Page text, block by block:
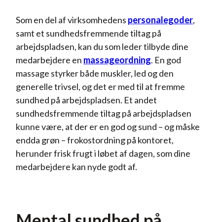
Som en del af virksomhedens personalegoder,
samt et sundhedsfremmende tiltag på
arbejdspladsen, kan du som leder tilbyde dine
medarbejdere en massageordning. En god
massage styrker både muskler, led og den
generelle trivsel, og det er med til at fremme
sundhed på arbejdspladsen. Et andet
sundhedsfremmende tiltag på arbejdspladsen
kunne være, at der er en god og sund – og måske
endda grøn – frokostordning på kontoret,
herunder frisk frugt i løbet af dagen, som dine
medarbejdere kan nyde godt af.